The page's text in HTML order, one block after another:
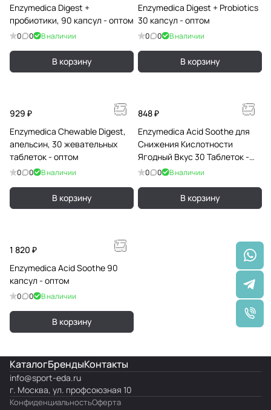
Enzymedica Digest +
пробиотики, 90 капсул - оптом
0 0 В наличии
В корзину
Enzymedica Digest + Probiotics
30 капсул - оптом
0 0 В наличии
В корзину
929 ₽
Enzymedica Chewable Digest,
апельсин, 30 жевательных
таблеток - оптом
0 0 В наличии
В корзину
848 ₽
Enzymedica Acid Soothe для
Снижения Кислотности
Ягодный Вкус 30 Таблеток -
оптом
0 0 В наличии
В корзину
1 820 ₽
Enzymedica Acid Soothe 90
капсул - оптом
0 0 В наличии
В корзину
КаталогБрендыКонтакты
info@sport-eda.ru
г. Москва, ул. профсоюзная 10
КонфиденциальностьОферта